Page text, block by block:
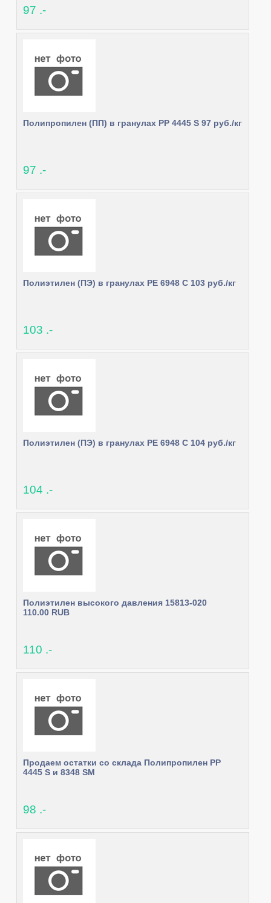
97 .-
Полипропилен (ПП) в гранулах РР 4445 S 97 руб./кг
97 .-
Полиэтилен (ПЭ) в гранулах РЕ 6948 C 103 руб./кг
103 .-
Полиэтилен (ПЭ) в гранулах РЕ 6948 C 104 руб./кг
104 .-
Полиэтилен высокого давления 15813-020
110.00 RUB
110 .-
Продаем остатки со склада Полипропилен РР
4445 S и 8348 SM
98 .-